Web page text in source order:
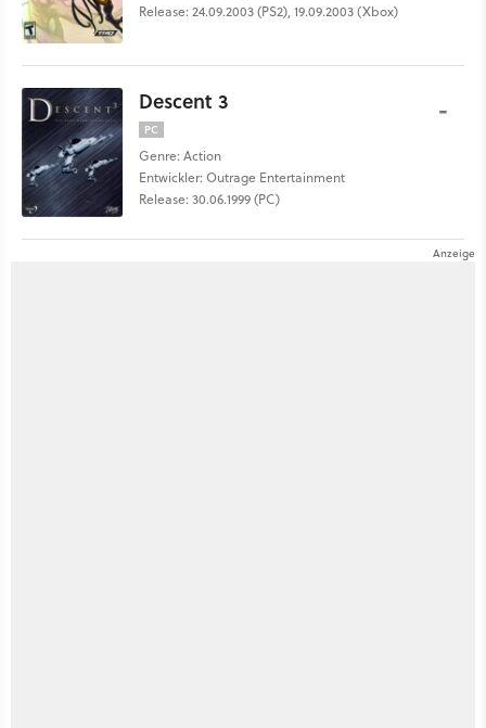
Release: 24.09.2003 (PS2), 19.09.2003 (Xbox)
Descent 3
PC
Genre: Action
Entwickler: Outrage Entertainment
Release: 30.06.1999 (PC)
-